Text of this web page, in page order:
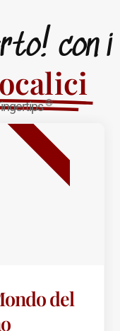
con i
®
del
BESTSELLER